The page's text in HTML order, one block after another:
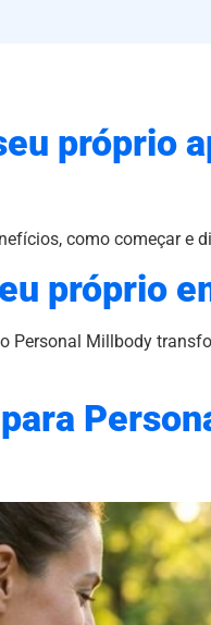
próprio
como começar e
próprio
Personal Millbody